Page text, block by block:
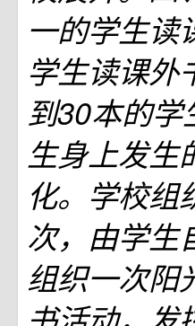
一的学生读
学生读课外
到30本的
生身上发生
化。学校组
次，由学生
组织一次阳